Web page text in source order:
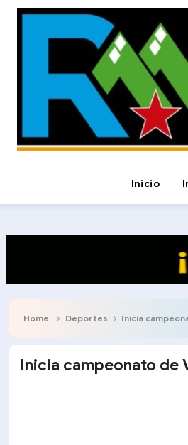
Inicio
Home Deportes Inicia
Inicia campeonato de